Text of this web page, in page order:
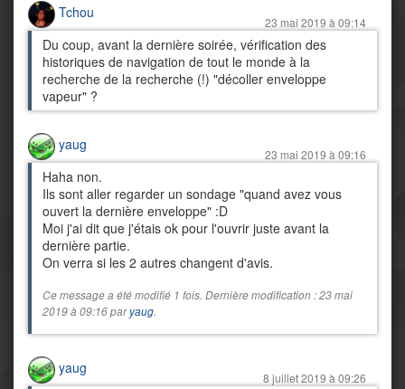
Tchou
23 mai 2019 à 09:14
Du coup, avant la dernière soirée, vérification des
historiques de navigation de tout le monde à la
recherche de la recherche (!) "décoller enveloppe
vapeur" ?
yaug
23 mai 2019 à 09:16
Haha non.
Ils sont aller regarder un sondage "quand avez vous
ouvert la dernière enveloppe" :D
Moi j'ai dit que j'étais ok pour l'ouvrir juste avant la
dernière partie.
On verra si les 2 autres changent d'avis.
Ce message a été modifié 1 fois. Dernière modification : 23 mai
2019 à 09:16 paryaug.
yaug
8 juillet 2019 à 09:26